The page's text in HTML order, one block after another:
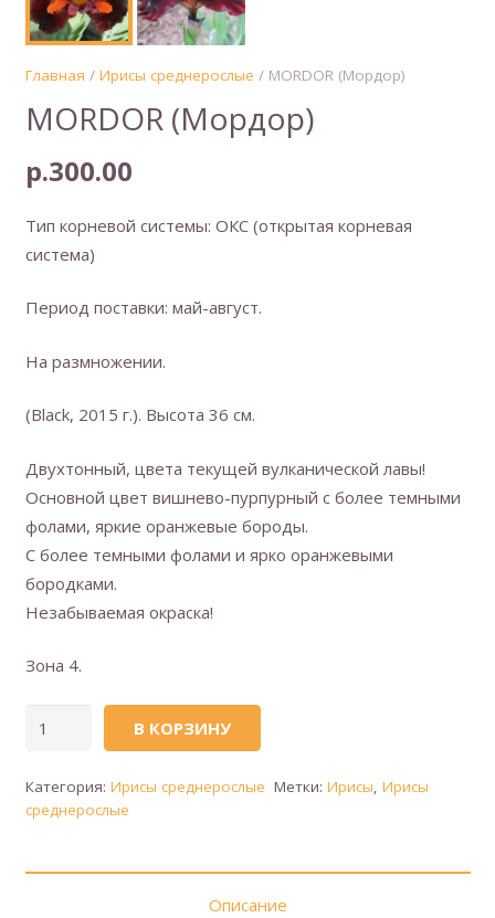
Главная / Ирисы среднерослые / MORDOR (Мордор)
MORDOR (Мордор)
р.300.00
Тип корневой системы: ОКС (открытая корневая
система)
Период поставки: май-август.
На размножении.
(Black, 2015 г.). Высота 36 см.
Двухтонный, цвета текущей вулканической лавы!
Основной цвет вишнево-пурпурный с более темными
фолами, яркие оранжевые бороды.
С более темными фолами и ярко оранжевыми
бородками.
Незабываемая окраска!
Зона 4.
(Мордор)
В КОРЗИНУ
Категория: Ирисы среднерослые Метки: Ирисы, Ирисы
среднерослые
Описание